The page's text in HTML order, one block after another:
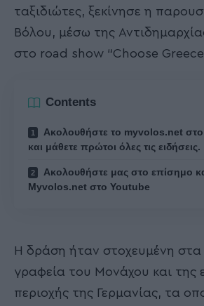
ταξιδιώτες, ξεκίνησε η
Βόλου, μέσω της
στο road show “Choose
Contents
Ακολουθήστε το myvolos.net
και μάθετε πρώτοι όλες τις ειδήσεις.
Ακολουθήστε μας στο επίσημο
Myvolos.net στο Youtube
Η δράση ήταν στοχευμένη στα
γραφεία του Μονάχου και της
περιοχής της Γερμανίας, τα